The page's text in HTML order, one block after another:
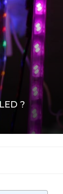
?